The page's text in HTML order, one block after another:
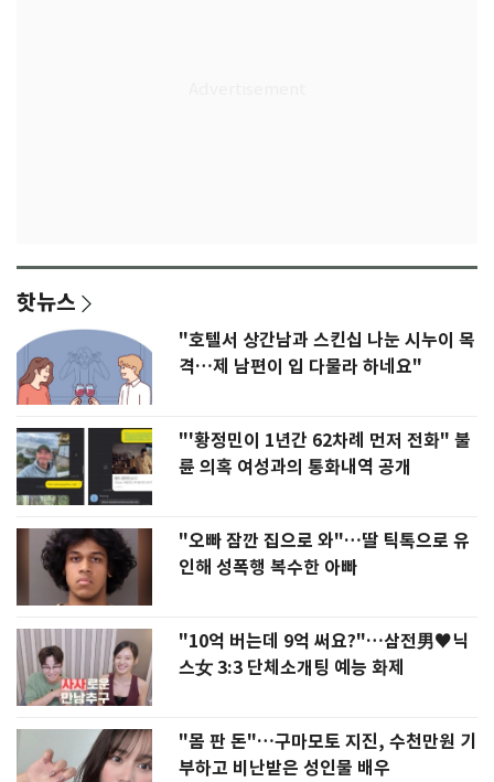
핫뉴스
"호텔서 상간남과 스킨십 나눈 시누이 목
격…제 남편이 입 다물라 하네요"
"'황정민이 1년간 62차례 먼저 전화" 불
륜 의혹 여성과의 통화내역 공개
"오빠 잠깐 집으로 와"…딸 틱톡으로 유
인해 성폭행 복수한 아빠
"10억 버는데 9억 써요?"…삼전男♥닉
스女 3:3 단체소개팅 예능 화제
"몸 판 돈"…구마모토 지진, 수천만원 기
부하고 비난받은 성인물 배우